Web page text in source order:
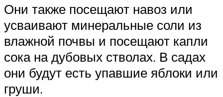
Они также посещают навоз или
усваивают минеральные соли из
влажной почвы и посещают капли
сока на дубовых стволах. В садах
они будут есть упавшие яблоки или
груши.